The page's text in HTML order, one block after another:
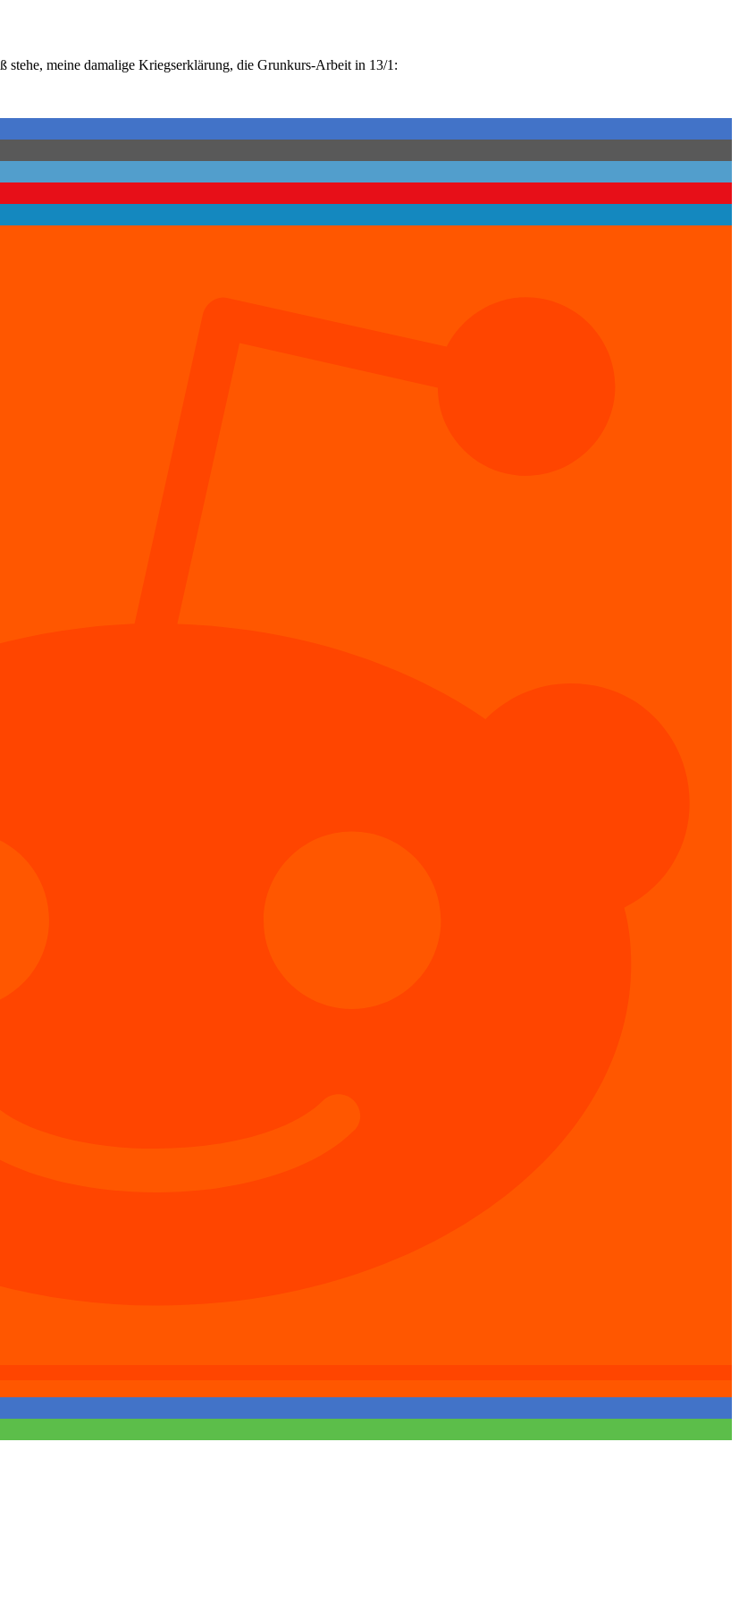
meine damalige Kriegserklärung, die Grunkurs-Arbeit in 13/1: